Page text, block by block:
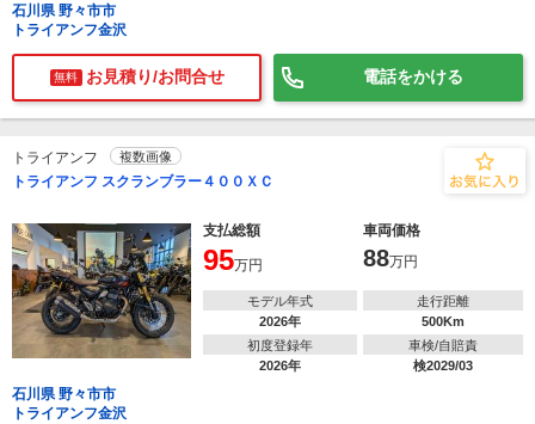
石川県 野々市市
トライアンフ金沢
無料 お見積り/お問合せ 電話をかける
トライアンフ 複数画像
トライアンフ スクランブラー４００ＸＣ
支払総額 車両価格
95万円 88万円
モデル年式
2026年
走行距離
500Km
初度登録年
2026年
車検/自賠責
検2029/03
石川県 野々市市
トライアンフ金沢